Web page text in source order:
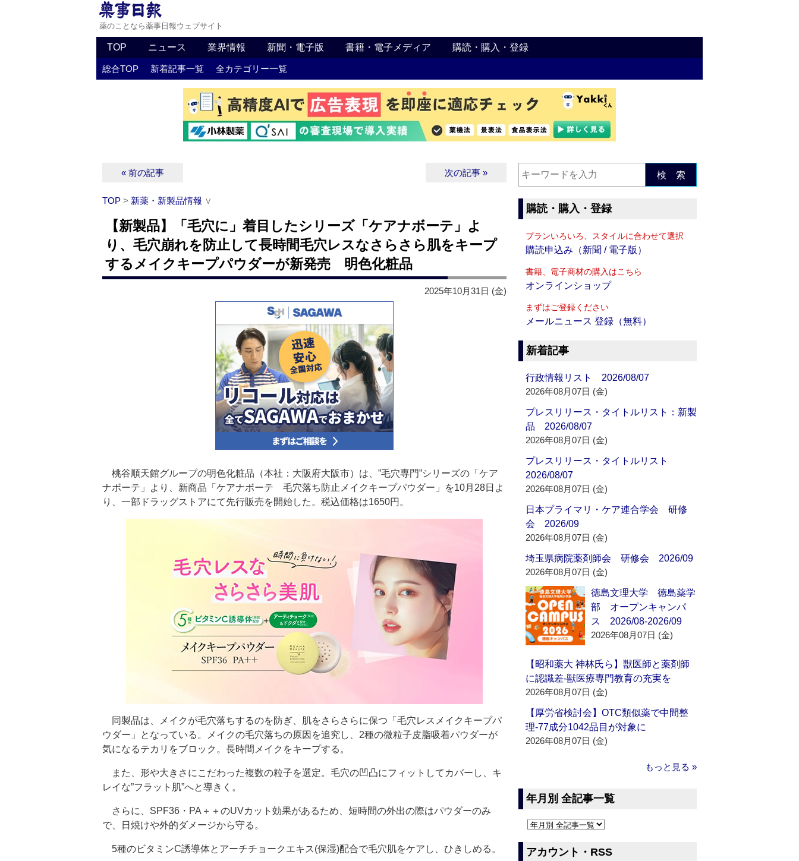
薬のことなら薬事日報ウェブサイト
TOP ニュース 業界情報 新聞・電子版 書籍・電子メディア 購読・購入・登録
総合TOP 新着記事一覧 全カテゴリー一覧
« 前の記事 次の記事 »
TOP > 新薬・新製品情報 ∨
【新製品】「毛穴に」着目したシリーズ「ケアナボーテ」よ
り、毛穴崩れを防止して長時間毛穴レスなさらさら肌をキープ
するメイクキープパウダーが新発売 明色化粧品
2025年10月31日 (金)
桃谷順天館グループの明色化粧品（本社：大阪府大阪市）は、”毛穴専門”シリーズの「ケア
ナボーテ」より、新商品「ケアナボーテ 毛穴落ち防止メイクキープパウダー」を10月28日よ
り、一部ドラッグストアにて先行販売を開始した。税込価格は1650円。
同製品は、メイクが毛穴落ちするのを防ぎ、肌をさらさらに保つ「毛穴レスメイクキープパ
ウダー」となっている。メイクの毛穴落ちの原因を追究し、2種の微粒子皮脂吸着パウダーが
気になるテカリをブロック。長時間メイクをキープする。
また、形や大きさにこだわった複数の粒子を選定。毛穴の凹凸にフィットしてカバーし、キ
レイな”フラット肌”へと導きく。
さらに、SPF36・PA＋＋のUVカット効果があるため、短時間の外出の際はパウダーのみ
で、日焼けや外的ダメージから守る。
5種のビタミンC誘導体とアーチチョークエキス(保湿)配合で毛穴肌をケアし、ひきしめる。
検 索
購読・購入・登録
プランいろいろ、スタイルに合わせて選択
購読申込み（新聞 / 電子版）
書籍、電子商材の購入はこちら
オンラインショップ
まずはご登録ください
メールニュース 登録（無料）
新着記事
行政情報リスト 2026/08/07
2026年08月07日 (金)
プレスリリース・タイトルリスト：新製
品 2026/08/07
2026年08月07日 (金)
プレスリリース・タイトルリスト
2026/08/07
2026年08月07日 (金)
日本プライマリ・ケア連合学会 研修
会 2026/09
2026年08月07日 (金)
埼玉県病院薬剤師会 研修会 2026/09
2026年08月07日 (金)
徳島文理大学 徳島薬学
部 オープンキャンパ
ス 2026/08-2026/09
2026年08月07日 (金)
【昭和薬大 神林氏ら】獣医師と薬剤師
に認識差‐獣医療専門教育の充実を
2026年08月07日 (金)
【厚労省検討会】OTC類似薬で中間整
理‐77成分1042品目が対象に
2026年08月07日 (金)
もっと見る »
年月別 全記事一覧
アカウント・RSS